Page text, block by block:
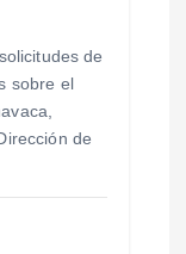
de
sobre el
de